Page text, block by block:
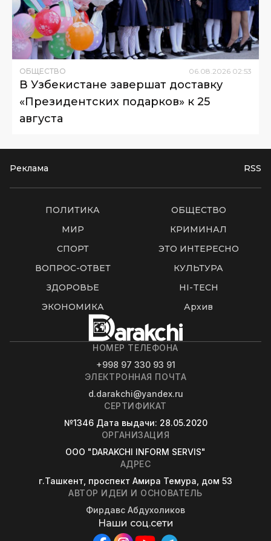
ОБЩЕСТВО 06 08 2026 02:53
В Узбекистане завершат доставку
«Президентских подарков» к 25
августа
Реклама RSS
ПОЛИТИКА
ОБЩЕСТВО
МИР
КРИМИНАЛ
СПОРТ
ЭТО ИНТЕРЕСНО
ВОПРОС-ОТВЕТ
КУЛЬТУРА
ЗДОРОВЬЕ
HI-TECH
ЭКОНОМИКА
Архив
НОМЕР ТЕЛЕФОНА
+998 97 330 93 91
ЭЛЕКТРОННАЯ ПОЧТА
d.darakchi@yandex.ru
СЕРТИФИКАТ
№1346 Дата выдачи: 28.05.2020
ОРГАНИЗАЦИЯ
OOO "DARAKCHI INFORM SERVIS"
АДРЕС
г.Ташкент, проспект Амира Темура, дом 53
АВТОР ИДЕИ И ОСНОВАТЕЛЬ
Фирдавс Абдухоликов
Наши соц.сети